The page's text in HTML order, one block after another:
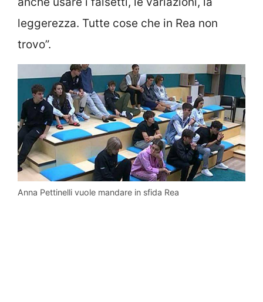
leggerezza. Tutte cose che in Rea non
trovo”.
Anna Pettinelli vuole mandare in sfida Rea